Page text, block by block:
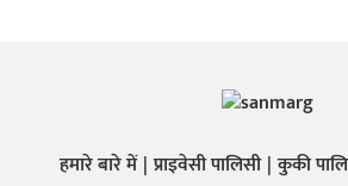
हमारे बारे में प्राइवेसी पालिसी कुकी